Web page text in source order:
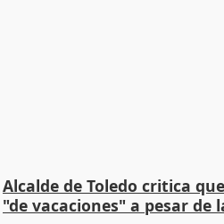
Alcalde de Toledo critica
"de vacaciones" a pesar de